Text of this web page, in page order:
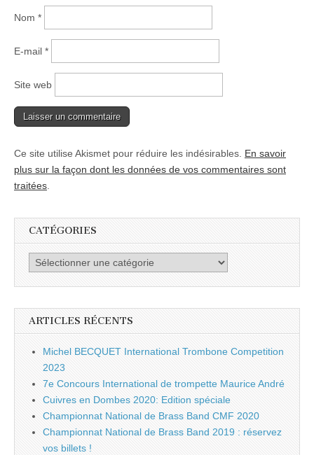
Nom *
E-mail *
Site web
Ce site utilise Akismet pour réduire les indésirables. En savoir
plus sur la façon dont les données de vos commentaires sont
traitées
CATÉGORIES
Catégories
ARTICLES RÉCENTS
Michel BECQUET International Trombone Competition
2023
7e Concours International de trompette Maurice André
Cuivres en Dombes 2020: Edition spéciale
Championnat National de Brass Band CMF 2020
Championnat National de Brass Band 2019 : réservez
vos billets !